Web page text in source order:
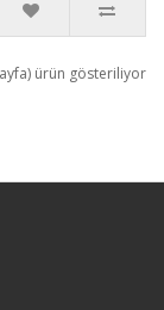
ürün gösteriliyor